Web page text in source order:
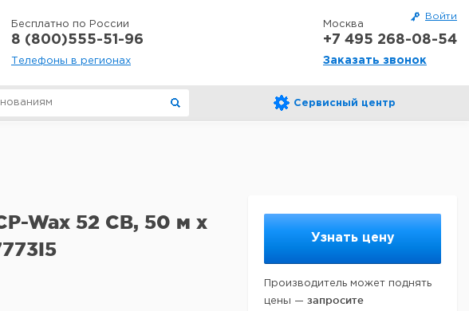
Войти
Бесплатно по России
8 (800)555-51-96
Телефоны в регионах
Москва
+7 495 268-08-54
Заказать звонок
Сервисный центр
Узнать цену
Производитель может поднять
цены — запросите
Wax 52 CB, 50 м x